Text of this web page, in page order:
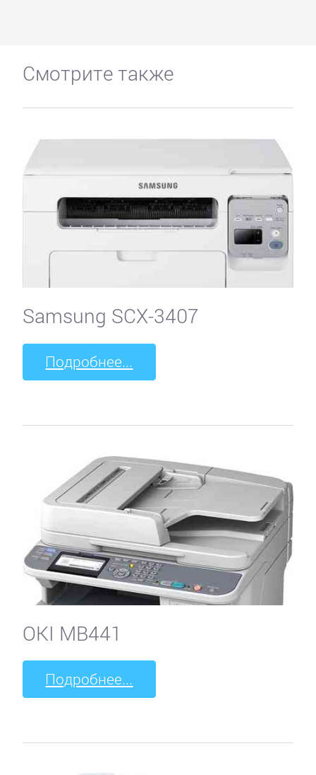
Смотрите также
Samsung SCX-3407
Подробнее...
OKI MB441
Подробнее...